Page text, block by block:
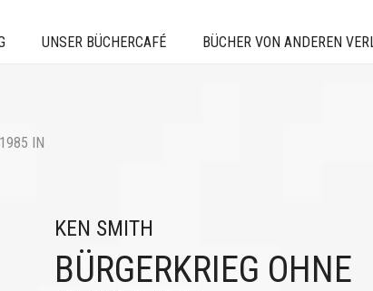
UNSER BÜCHERCAFÉ BÜCHER VON ANDEREN
IN
KEN SMITH
BÜRGERKRIEG OHNE